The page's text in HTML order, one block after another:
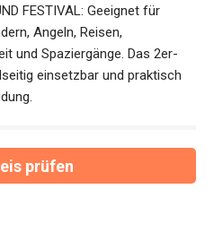
FESTIVAL: Geeignet für
Angeln, Reisen,
und Spaziergänge. Das 2er-
einsetzbar und praktisch
prüfen